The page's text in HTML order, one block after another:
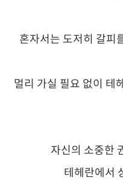
혼자서는 도저히 갈피
멀리 가실 필요 없이 테
자신의 소중한
테헤란에서